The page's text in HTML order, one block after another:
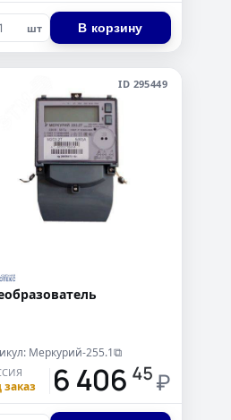
шт В корзину
ID 295449
Меркурий-255.1⧉
заказ 6 406 45₽